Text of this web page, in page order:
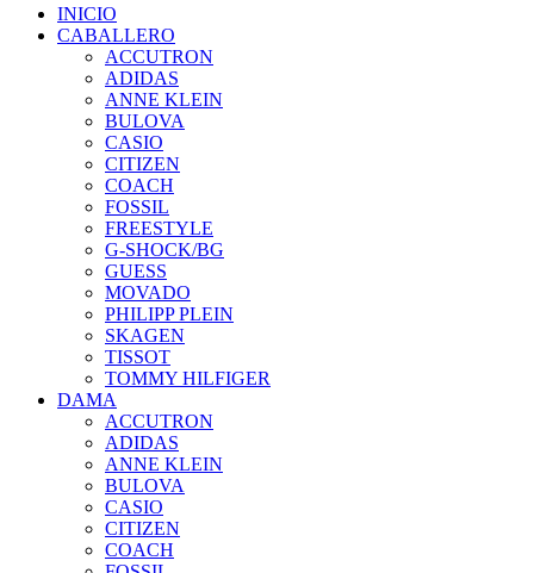
INICIO
CABALLERO
ACCUTRON
ADIDAS
ANNE KLEIN
BULOVA
CASIO
CITIZEN
COACH
FOSSIL
FREESTYLE
G-SHOCK/BG
GUESS
MOVADO
PHILIPP PLEIN
SKAGEN
TISSOT
TOMMY HILFIGER
DAMA
ACCUTRON
ADIDAS
ANNE KLEIN
BULOVA
CASIO
CITIZEN
COACH